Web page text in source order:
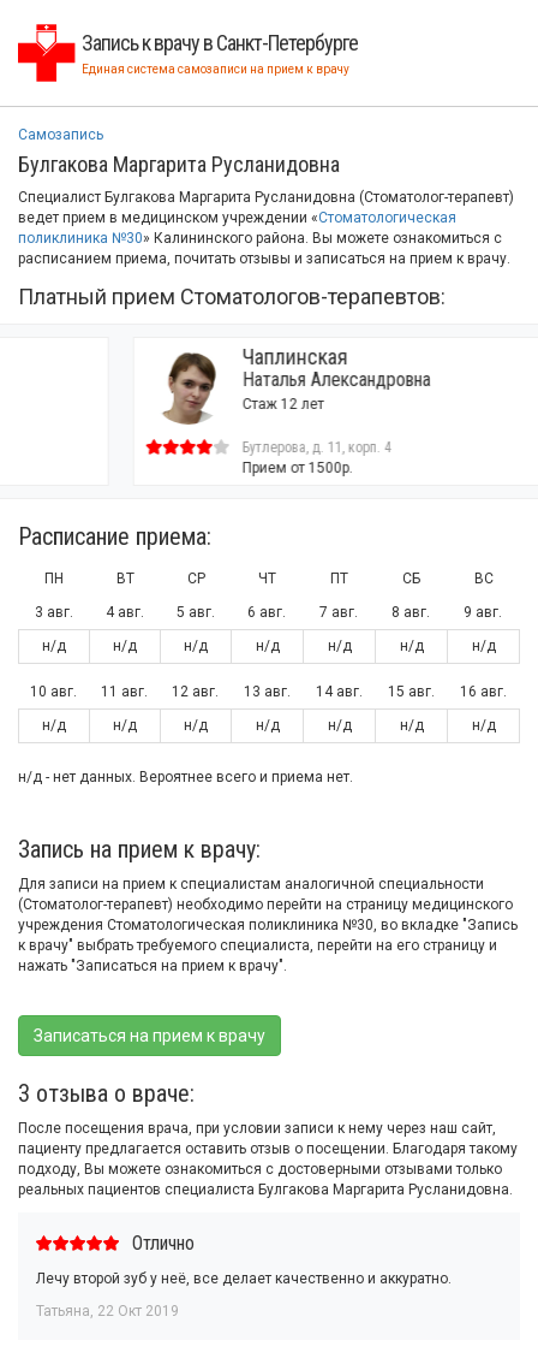
Запись к врачу в Санкт-Петербурге
Единая система самозаписи на прием к врачу
Самозапись
Булгакова Маргарита Русланидовна
Специалист Булгакова Маргарита Русланидовна (Стоматолог-терапевт)
ведет прием в медицинском учреждении «Стоматологическая
поликлиника №30» Калининского района. Вы можете ознакомиться с
расписанием приема, почитать отзывы и записаться на прием к врачу.
Платный прием Стоматологов-терапевтов:
Чаплинская
Наталья Александровна
Стаж 12 лет
Бутлерова, д. 11, корп. 4
Прием от 1500р.
Расписание приема:
ПН ВТ СР ЧТ ПТ СБ
ВС
3 авг.
4 авг. 5 авг. 6 авг. 7 авг. 8 авг.
9 авг.
н/д
н/д н/д н/д н/д н/д н/д
10 авг. 11 авг. 12 авг. 13 авг. 14 авг. 15 авг.
16 авг.
н/д
н/д н/д н/д н/д н/д н/д
н/д - нет данных. Вероятнее всего и приема нет.
Запись на прием к врачу:
Для записи на прием к специалистам аналогичной специальности
(Стоматолог-терапевт) необходимо перейти на страницу медицинского
учреждения Стоматологическая поликлиника №30, во вкладке "Запись
к врачу" выбрать требуемого специалиста, перейти на его страницу и
нажать "Записаться на прием к врачу".
Записаться на прием к врачу
3 отзыва о враче:
После посещения врача, при условии записи к нему через наш сайт,
пациенту предлагается оставить отзыв о посещении. Благодаря такому
подходу, Вы можете ознакомиться с достоверными отзывами только
реальных пациентов специалиста Булгакова Маргарита Русланидовна.
Отлично
Лечу второй зуб у неё, все делает качественно и аккуратно.
Татьяна, 22 Окт 2019